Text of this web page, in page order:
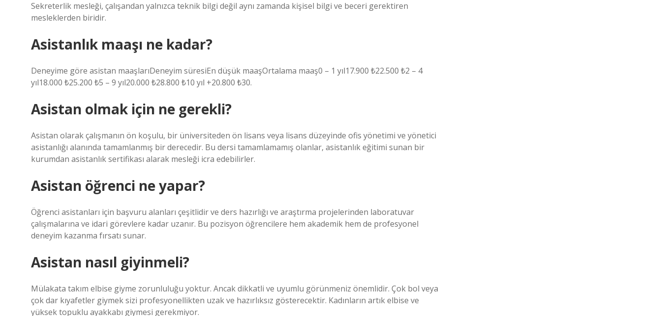
Sekreterlik mesleği, çalışandan yalnızca teknik bilgi değil aynı zamanda kişisel bilgi ve beceri gerektiren
mesleklerden biridir.
Asistanlık maaşı ne kadar?
Deneyime göre asistan maaşlarıDeneyim süresiEn düşük maaşOrtalama maaş0 – 1 yıl17.900 ₺22.500 ₺2 – 4
yıl18.000 ₺25.200 ₺5 – 9 yıl20.000 ₺28.800 ₺10 yıl +20.800 ₺30.
Asistan olmak için ne gerekli?
Asistan olarak çalışmanın ön koşulu, bir üniversiteden ön lisans veya lisans düzeyinde ofis yönetimi ve yönetici
asistanlığı alanında tamamlanmış bir derecedir. Bu dersi tamamlamamış olanlar, asistanlık eğitimi sunan bir
kurumdan asistanlık sertifikası alarak mesleği icra edebilirler.
Asistan öğrenci ne yapar?
Öğrenci asistanları için başvuru alanları çeşitlidir ve ders hazırlığı ve araştırma projelerinden laboratuvar
çalışmalarına ve idari görevlere kadar uzanır. Bu pozisyon öğrencilere hem akademik hem de profesyonel
deneyim kazanma fırsatı sunar.
Asistan nasıl giyinmeli?
Mülakata takım elbise giyme zorunluluğu yoktur. Ancak dikkatli ve uyumlu görünmeniz önemlidir. Çok bol veya
çok dar kıyafetler giymek sizi profesyonellikten uzak ve hazırlıksız gösterecektir. Kadınların artık elbise ve
yüksek topuklu ayakkabı giymesi gerekmiyor.